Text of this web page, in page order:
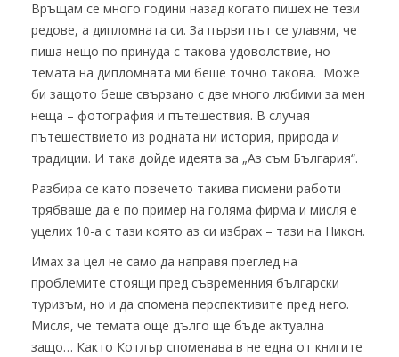
Връщам се много години назад когато пишех не тези
редове, а дипломната си. За първи път се улавям, че
пиша нещо по принуда с такова удоволствие, но
темата на дипломната ми беше точно такова. Може
би защото беше свързано с две много любими за мен
неща – фотография и пътешествия. В случая
пътешествието из родната ни история, природа и
традиции. И така дойде идеята за „Аз съм България“.
Разбира се като повечето такива писмени работи
трябваше да е по пример на голяма фирма и мисля е
уцелих 10-а с тази която аз си избрах – тази на Никон.
Имах за цел не само да направя преглед на
проблемите стоящи пред съвременния български
туризъм, но и да спомена перспективите пред него.
Мисля, че темата още дълго ще бъде актуална
защо… Както Котлър споменава в не една от книгите